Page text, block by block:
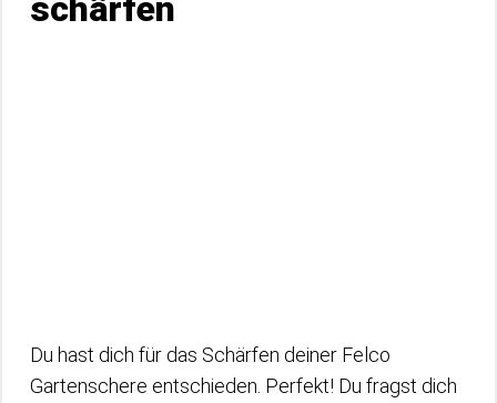
Du hast dich für das Schärfen deiner Felco
Gartenschere entschieden. Perfekt! Du fragst dich